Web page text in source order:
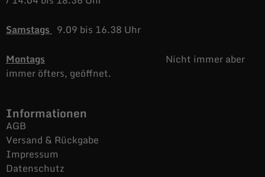
Samstags 9.09 bis 16.38 Uhr
Montags
Nicht immer aber
immer öfters, geöffnet.
Informationen
AGB
Versand & Rückgabe
Impressum
Datenschutz